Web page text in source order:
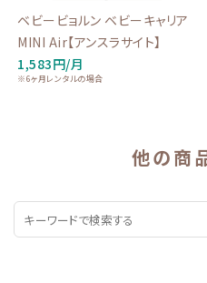
ベビービョルン ベビーキャリア
MINI Air【アンスラサイト】
1,583円/月
※6ヶ月レンタルの場合
他の商